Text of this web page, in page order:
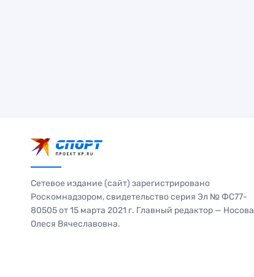
Сетевое издание (сайт) зарегистрировано
Роскомнадзором, свидетельство серия Эл № ФС77-
80505 от 15 марта 2021 г. Главный редактор — Носова
Олеся Вячеславовна.